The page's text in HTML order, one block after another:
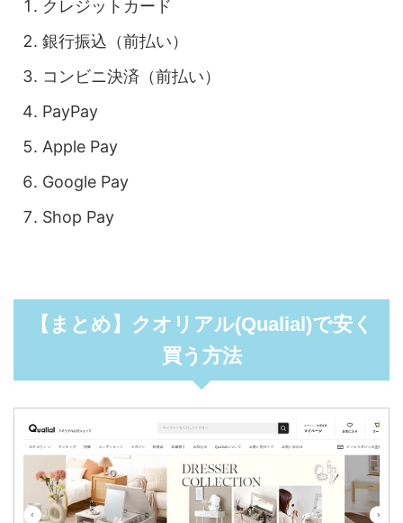
クレジットカード
銀行振込（前払い）
コンビニ決済（前払い）
PayPay
Apple Pay
Google Pay
Shop Pay
【まとめ】クオリアル(Qualial)で安く
買う方法